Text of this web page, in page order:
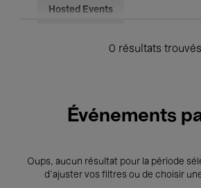
Hosted Events
0 résultats trouvés
Événements
Oups, aucun résultat pour la période
d’ajuster vos filtres ou de choisir